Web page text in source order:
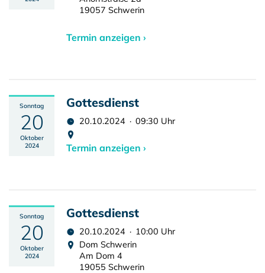
19057 Schwerin
Termin anzeigen ›
Sonntag
20
Oktober
2024
Gottesdienst
20.10.2024 · 09:30 Uhr
Termin anzeigen ›
Sonntag
20
Oktober
2024
Gottesdienst
20.10.2024 · 10:00 Uhr
Dom Schwerin
Am Dom 4
19055 Schwerin